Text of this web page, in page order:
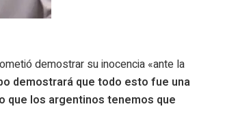
demostrar su inocencia «ante la
demostrará que todo esto fue una
que los argentinos tenemos que